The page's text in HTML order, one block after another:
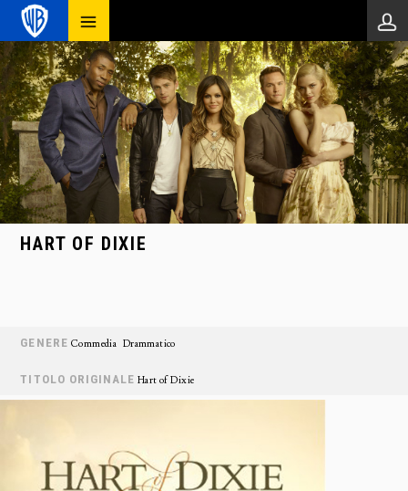
HART OF DIXIE
GENERE Commedia Drammatico
TITOLO ORIGINALE Hart of Dixie